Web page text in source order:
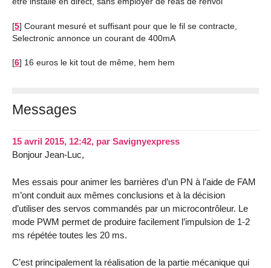
[5] Courant mesuré et suffisant pour que le fil se contracte,
Selectronic annonce un courant de 400mA
[6] 16 euros le kit tout de même, hem hem
Messages
15 avril 2015, 12:42, par Savignyexpress
Bonjour Jean-Luc,
Mes essais pour animer les barrières d’un PN à l’aide de FAM
m’ont conduit aux mêmes conclusions et à la décision
d’utiliser des servos commandés par un microcontrôleur. Le
mode PWM permet de produire facilement l’impulsion de 1-2
ms répétée toutes les 20 ms.
C’est principalement la réalisation de la partie mécanique qui